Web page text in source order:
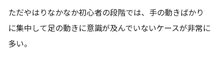
ただやはりなかなか初心者の段階では、手の動きばかり
に集中して足の動きに意識が及んでいないケースが非常に
多い。